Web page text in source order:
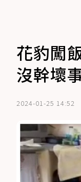
花豹闖
沒幹壞
2024-01-25 14:52